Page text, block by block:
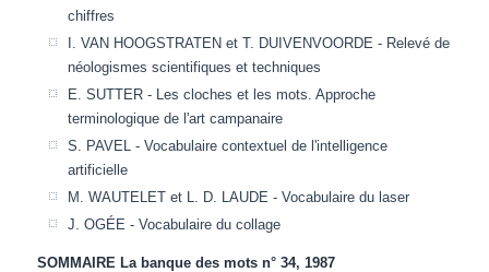
chiffres
I. VAN HOOGSTRATEN et T. DUIVENVOORDE - Relevé de
néologismes scientifiques et techniques
E. SUTTER - Les cloches et les mots. Approche
terminologique de l'art campanaire
S. PAVEL - Vocabulaire contextuel de l'intelligence
artificielle
M. WAUTELET et L. D. LAUDE - Vocabulaire du laser
J. OGÉE - Vocabulaire du collage
SOMMAIRE La banque des mots n° 34, 1987